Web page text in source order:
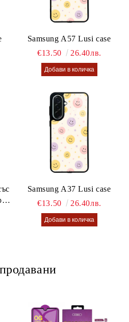
Samsung A57 Lusi case
€13.50
26.40лв.
Samsung A37 Lusi case
€13.50
26.40лв.